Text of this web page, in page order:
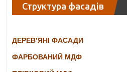
Структура фасадів
ДЕРЕВ’ЯНІ ФАСАДИ
ФАРБОВАНИЙ МДФ